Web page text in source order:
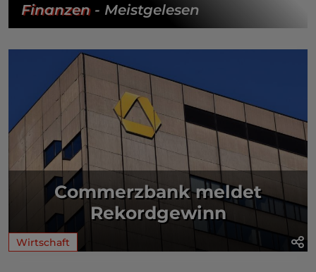
Finanzen- Meistgelesen
Commerzbank meldet
Rekordgewinn
Wirtschaft